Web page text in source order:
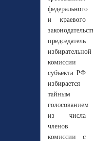
федерального
и краевого
председатель
избирательной
комиссии
субъекта РФ
избирается
тайным
голосованием
из числа
членов
комиссии с